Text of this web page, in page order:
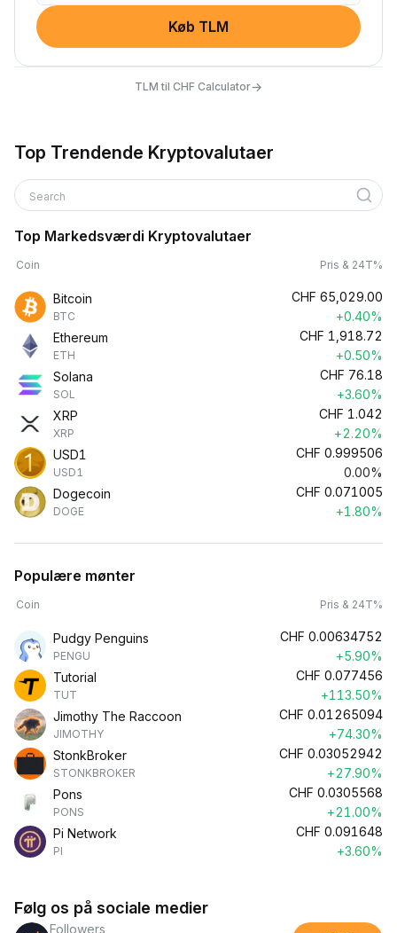
Køb TLM
TLM til CHF Calculator→
Top Trendende Kryptovalutaer
Search
Top Markedsværdi Kryptovalutaer
Coin Pris & 24T%
Bitcoin
BTC
CHF 65,029.00
+0.40%
Ethereum
ETH
CHF 1,918.72
+0.50%
Solana
SOL
CHF 76.18
+3.60%
XRP
XRP
CHF 1.042
+2.20%
USD1
USD1
CHF 0.999506
0.00%
Dogecoin
DOGE
CHF 0.071005
+1.80%
Populære mønter
Coin Pris & 24T%
Pudgy Penguins
PENGU
CHF 0.00634752
+5.90%
Tutorial
TUT
CHF 0.077456
+113.50%
Jimothy The Raccoon
JIMOTHY
CHF 0.01265094
+74.30%
StonkBroker
STONKBROKER
CHF 0.03052942
+27.90%
Pons
PONS
CHF 0.0305568
+21.00%
Pi Network
PI
CHF 0.091648
+3.60%
Følg os på sociale medier
Followers